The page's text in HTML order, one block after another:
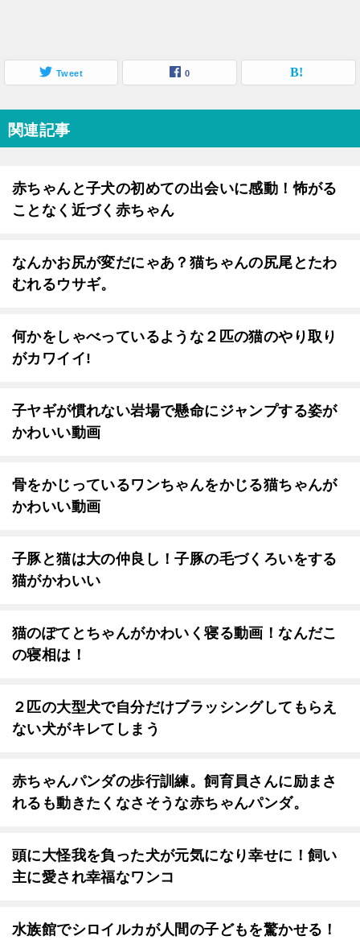
Tweet 0
関連記事
赤ちゃんと子犬の初めての出会いに感動！怖がる
ことなく近づく赤ちゃん
なんかお尻が変だにゃあ？猫ちゃんの尻尾とたわ
むれるウサギ。
何かをしゃべっているような２匹の猫のやり取り
がカワイイ!
子ヤギが慣れない岩場で懸命にジャンプする姿が
かわいい動画
骨をかじっているワンちゃんをかじる猫ちゃんが
かわいい動画
子豚と猫は大の仲良し！子豚の毛づくろいをする
猫がかわいい
猫のぽてとちゃんがかわいく寝る動画！なんだこ
の寝相は！
２匹の大型犬で自分だけブラッシングしてもらえ
ない犬がキレてしまう
赤ちゃんパンダの歩行訓練。飼育員さんに励まさ
れるも動きたくなさそうな赤ちゃんパンダ。
頭に大怪我を負った犬が元気になり幸せに！飼い
主に愛され幸福なワンコ
水族館でシロイルカが人間の子どもを驚かせる！